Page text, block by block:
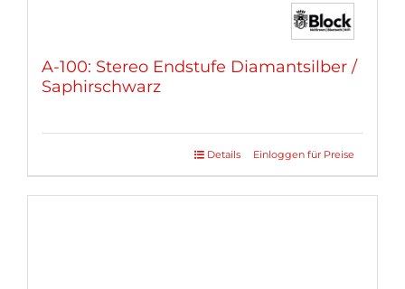
A-100: Stereo Endstufe Diamantsilber /
Saphirschwarz
Produkt
Einloggen für Preise
Details